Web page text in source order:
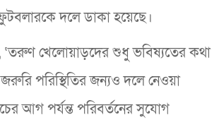
দলে ডাকা হয়েছে।
‘তরুণ খেলোয়াড়দের শুধু ভবিষ্যতের কথা
পরিস্থিতির জন্যও দলে নেওয়া
আগ পর্যন্ত পরিবর্তনের সুযোগ